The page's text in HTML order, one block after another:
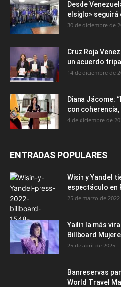
Desde
elsiglo» seguirá
30 de diciembre de
Cruz Roja
un acuerdo
14 de diciembre de
Diana Jácome:
con coherencia,
4 de diciembre de
ENTRADAS POPULARES
Wisin y Yandel
espectáculo en
25 de marzo de 2022
Yailin la más
Billboard
25 de abril de 2025
Banreservas
World Travel